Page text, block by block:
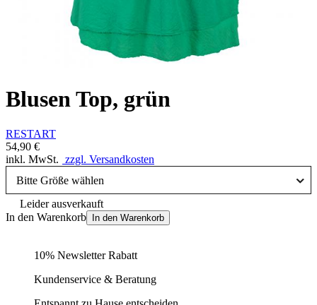
Blusen Top, grün
RESTART
54,90 €
inkl. MwSt. zzgl. Versandkosten
Bitte Größe wählen
Leider ausverkauft
In den Warenkorb
In den Warenkorb
10% Newsletter Rabatt
Kundenservice & Beratung